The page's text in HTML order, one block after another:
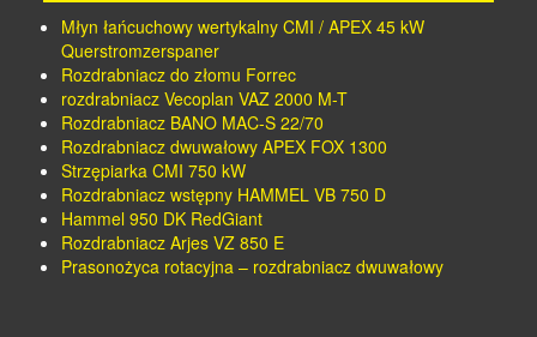
Młyn łańcuchowy wertykalny CMI / APEX 45 kW
Querstromzerspaner
Rozdrabniacz do złomu Forrec
rozdrabniacz Vecoplan VAZ 2000 M-T
Rozdrabniacz BANO MAC-S 22/70
Rozdrabniacz dwuwałowy APEX FOX 1300
Strzępiarka CMI 750 kW
Rozdrabniacz wstępny HAMMEL VB 750 D
Hammel 950 DK RedGiant
Rozdrabniacz Arjes VZ 850 E
Prasonożyca rotacyjna – rozdrabniacz dwuwałowy